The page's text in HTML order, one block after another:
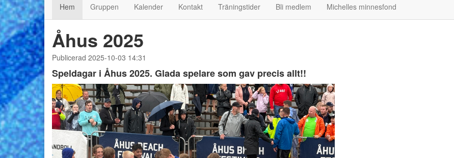
Hem Gruppen Kalender Kontakt Träningstider Bli medlem Michelles minnesfond
Åhus 2025
Publicerad 2025-10-03 14:31
Speldagar i Åhus 2025. Glada spelare som gav precis allt!!